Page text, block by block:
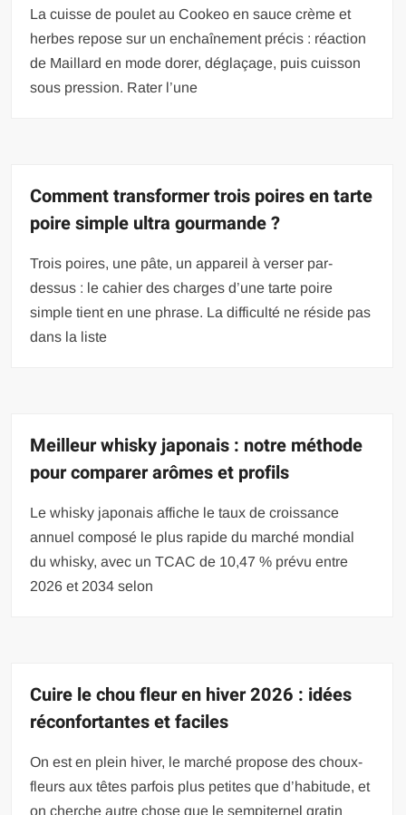
La cuisse de poulet au Cookeo en sauce crème et
herbes repose sur un enchaînement précis : réaction
de Maillard en mode dorer, déglaçage, puis cuisson
sous pression. Rater l’une
Comment transformer trois poires en tarte
poire simple ultra gourmande ?
Trois poires, une pâte, un appareil à verser par-
dessus : le cahier des charges d’une tarte poire
simple tient en une phrase. La difficulté ne réside pas
dans la liste
Meilleur whisky japonais : notre méthode
pour comparer arômes et profils
Le whisky japonais affiche le taux de croissance
annuel composé le plus rapide du marché mondial
du whisky, avec un TCAC de 10,47 % prévu entre
2026 et 2034 selon
Cuire le chou fleur en hiver 2026 : idées
réconfortantes et faciles
On est en plein hiver, le marché propose des choux-
fleurs aux têtes parfois plus petites que d’habitude, et
on cherche autre chose que le sempiternel gratin